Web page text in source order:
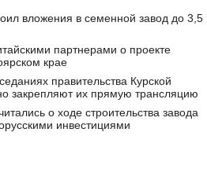
вложения в семенной завод до 3,5
партнерами о проекте
крае
правительства Курской
закрепляют их прямую трансляцию
о ходе строительства завода
инвестициями